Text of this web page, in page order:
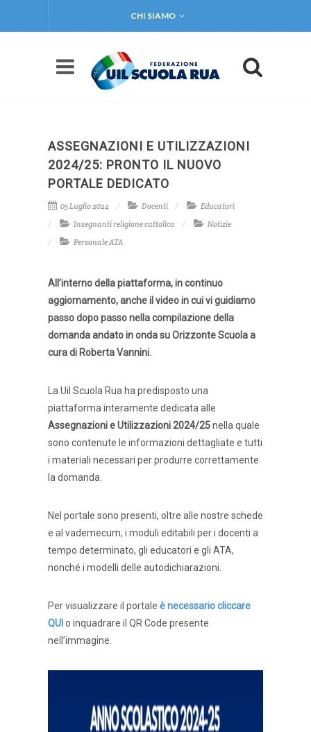
CHI SIAMO
ASSEGNAZIONI E UTILIZZAZIONI
2024/25: PRONTO IL NUOVO
PORTALE DEDICATO
05 Luglio 2024 Docenti
Educatori
Insegnanti religione cattolica
Notizie
Personale ATA
All’interno della piattaforma, in continuo
aggiornamento, anche il video in cui vi guidiamo
passo dopo passo nella compilazione della
domanda andato in onda su Orizzonte Scuola a
cura di Roberta Vannini.
La Uil Scuola Rua ha predisposto una
piattaforma interamente dedicata alle
Assegnazioni e Utilizzazioni 2024/25nella quale
sono contenute le informazioni dettagliate e tutti
i materiali necessari per produrre correttamente
la domanda.
Nel portale sono presenti, oltre alle nostre schede
e al vademecum, i moduli editabili per i docenti a
tempo determinato, gli educatori e gli ATA,
nonché i modelli delle autodichiarazioni.
Per visualizzare il portale è necessario cliccare
QUI o inquadrare il QR Code presente
nell’immagine.